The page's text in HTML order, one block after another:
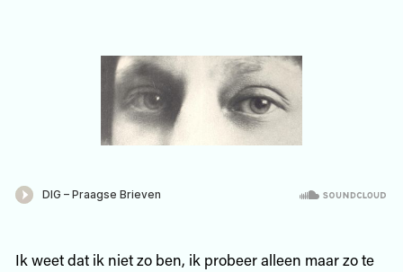
Ik weet dat ik niet zo ben, ik probeer alleen maar zo te